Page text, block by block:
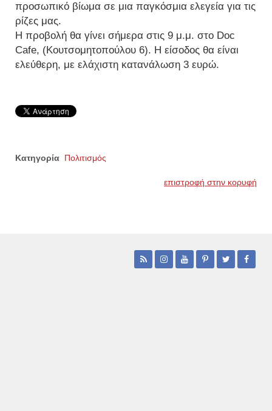
προσωπικό βίωμα σε μια παγκόσμια ελεγεία για τις
ρίζες μας.
Η προβολή θα γίνει σήμερα στις 9 μ.μ. στο Doc
Cafe, (Κουτσομητοπούλου 6). Η είσοδος θα είναι
ελεύθερη, με ελάχιστη κατανάλωση 3 ευρώ.
Κατηγορία Πολιτισμός
επιστροφή στην κορυφή